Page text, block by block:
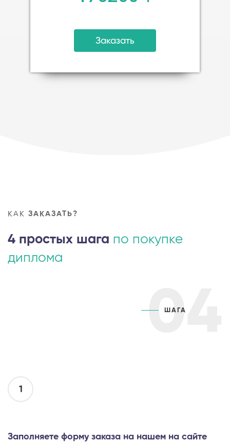
Заказать
КАК ЗАКАЗАТЬ?
4 простых шага по покупке
диплома
04
ШАГА
1
Заполняете форму заказа на нашем на сайте